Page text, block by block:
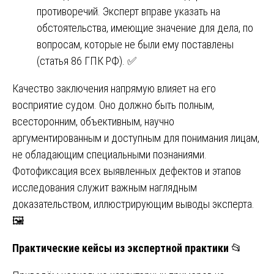
противоречий. Эксперт вправе указать на
обстоятельства, имеющие значение для дела, по
вопросам, которые не были ему поставлены
(статья 86 ГПК РФ). ✅
Качество заключения напрямую влияет на его
восприятие судом. Оно должно быть полным,
всесторонним, объективным, научно
аргументированным и доступным для понимания лицам,
не обладающим специальными познаниями.
Фотофиксация всех выявленных дефектов и этапов
исследования служит важным наглядным
доказательством, иллюстрирующим выводы эксперта.
🖼️
Практические кейсы из экспертной практики 📂